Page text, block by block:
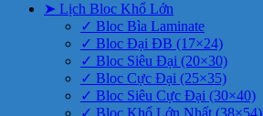
➤ Lịch Bloc Khổ Lớn
✓ Bloc Bìa Laminate
✓ Bloc Đại ĐB (17×24)
✓ Bloc Siêu Đại (20×30)
✓ Bloc Cực Đại (25×35)
✓ Bloc Siêu Cực Đại (30×40)